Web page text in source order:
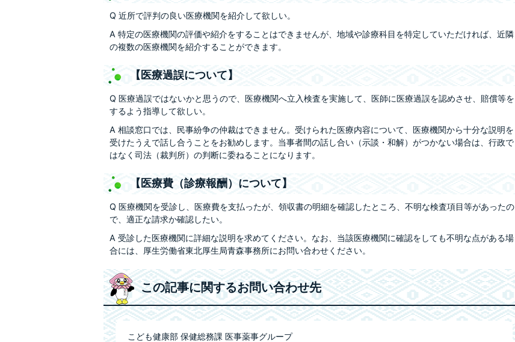
Q 近所で評判の良い医療機関を紹介して欲しい。
A 特定の医療機関の評価や紹介をすることはできませんが、地域や診療科目を特定していただければ、近隣
の複数の医療機関を紹介することができます。
【医療過誤について】
Q 医療過誤ではないかと思うので、医療機関へ立入検査を実施して、医師に医療過誤を認めさせ、賠償等を
するよう指導して欲しい。
A 相談窓口では、民事紛争の仲裁はできません。受けられた医療内容について、医療機関から十分な説明を
受けたうえで話し合うことをお勧めします。当事者間の話し合い（示談・和解）がつかない場合は、行政で
はなく司法（裁判所）の判断に委ねることになります。
【医療費（診療報酬）について】
Q 医療機関を受診し、医療費を支払ったが、領収書の明細を確認したところ、不明な検査項目等があったの
で、適正な請求か確認したい。
A 受診した医療機関に詳細な説明を求めてください。なお、当該医療機関に確認をしても不明な点がある場
合には、厚生労働省東北厚生局青森事務所にお問い合わせください。
この記事に関するお問い合わせ先
こども健康部 保健総務課 医事薬事グループ